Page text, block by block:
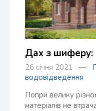
Дах з шиферу:
26 січня 2021 —
водовідведення
Попри велику
матеріалів не